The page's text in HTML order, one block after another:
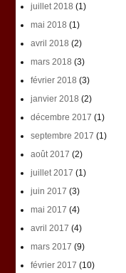
juillet 2018 (1)
mai 2018 (1)
avril 2018 (2)
mars 2018 (3)
février 2018 (3)
janvier 2018 (2)
décembre 2017 (1)
septembre 2017 (1)
août 2017 (2)
juillet 2017 (1)
juin 2017 (3)
mai 2017 (4)
avril 2017 (4)
mars 2017 (9)
février 2017 (10)